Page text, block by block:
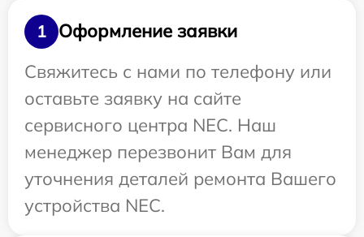
1
Оформление заявки
Свяжитесь с нами по телефону или
оставьте заявку на сайте
сервисного центра NEC. Наш
менеджер перезвонит Вам для
уточнения деталей ремонта Вашего
устройства NEC.